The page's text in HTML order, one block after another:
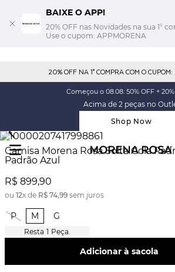
BAIXE O APP!
20% OFF nas Novidades na sua 1°
Use o cupom: APPMORENA
20% OFF NA 1° COMPRA COM O
Começou o 08.08: 50% OFF + 20%
Acima de 2 peças no
Shop Now
Camisa Morena Rosa Solta Gola
Padrão Azul
R$ 899,90
ou 12x de R$ 74,99 sem juros
P M G
1 Peça.
Adicionar à sacola